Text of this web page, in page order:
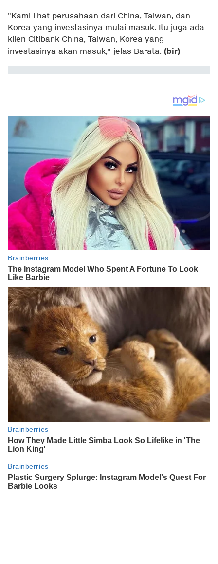
"Kami lihat perusahaan dari China, Taiwan, dan
Korea yang investasinya mulai masuk. Itu juga ada
klien Citibank China, Taiwan, Korea yang
investasinya akan masuk," jelas Barata. (bir)